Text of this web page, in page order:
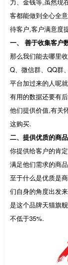
客都能做到全心全
待客户,客户满意度
一、 善于收集客户
那么我们能去哪里
Q、微信群、QQ群
平台加过来的人呢
有用的数据还要有
他们提供价值,有关
这购买.
二、提供优质的商
你提供给客户的肯
满足他们需求的商
至于什么是优质是
们自身的角度出发
是这个品牌天猫旗
不低于35%.